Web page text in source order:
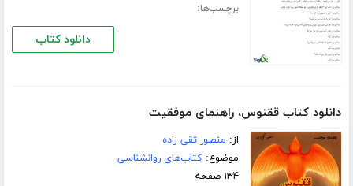
برچسب‌ها:
دانلود کتاب
دانلود کتاب ققنوس، راهنمای موفقیت
از: منصور تقی زاده
موضوع:کتاب‌های روانشناسی
۱۳۴ صفحه